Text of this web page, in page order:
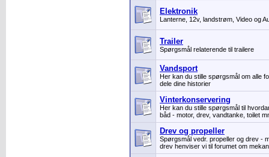
Elektronik
Lanterne, 12v, landstrøm, Video og
Trailer
Spørgsmål relaterende til trailere
Vandsport
Her kan du stille spørgsmål om alle
dele dine historier
Vinterkonservering
Her kan du stille spørgsmål til
båd - motor, drev, vandtanke, toilet
Drev og propeller
Spørgsmål vedr. propeller og drev -
drev henviser vi til forumet om